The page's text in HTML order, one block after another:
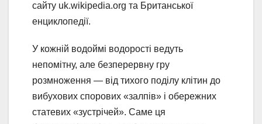
сайту uk.wikipedia.org та Британської
енциклопедії.
У кожній водоймі водорості ведуть
непомітну, але безперервну гру
розмноження — від тихого поділу клітин до
вибухових спорових «залпів» і обережних
статевих «зустрічей». Саме ця